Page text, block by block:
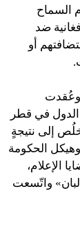
السماح
ضد
أو
وعُقدت
في قطر
إلى نتيجةٍ
الحكومة
الإعلام،
واتّسعت